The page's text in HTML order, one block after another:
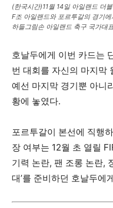
(한국시간)11월 14일 아일랜드 더
F조 아일랜드와 포르투갈의 경기
하들그림손 아일랜드 축구 국가대
호날두에게 이번 카드는
번 대회를 자신의 마지막
예선 마지막 경기뿐 아니
황에 놓였다.
포르투갈이 본선에 직행
장 여부는 12월 초 열릴
기력 논란, 팬 조롱 논란,
대’를 준비하던 호날두에